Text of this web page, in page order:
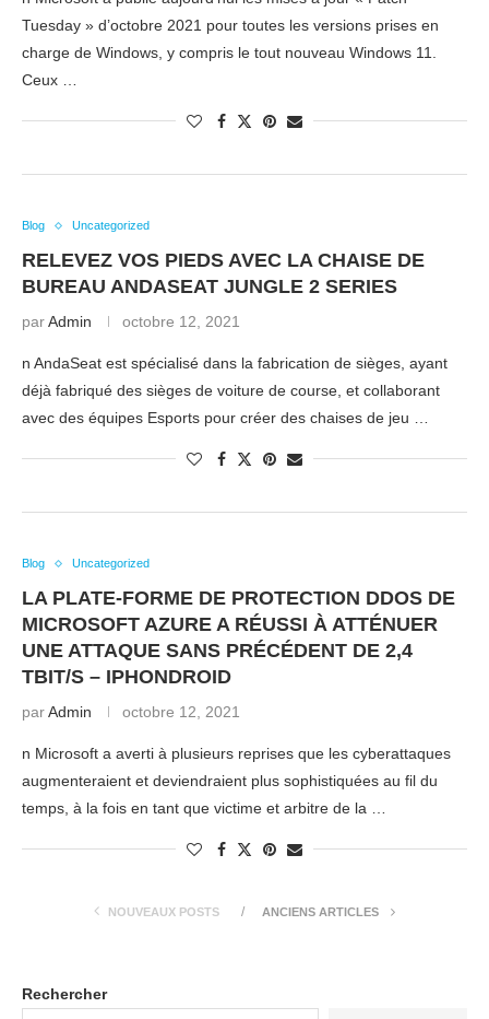
Tuesday » d’octobre 2021 pour toutes les versions prises en
charge de Windows, y compris le tout nouveau Windows 11.
Ceux …
Blog Uncategorized
RELEVEZ VOS PIEDS AVEC LA CHAISE DE
BUREAU ANDASEAT JUNGLE 2 SERIES
parAdmin octobre 12, 2021
n AndaSeat est spécialisé dans la fabrication de sièges, ayant
déjà fabriqué des sièges de voiture de course, et collaborant
avec des équipes Esports pour créer des chaises de jeu …
Blog Uncategorized
LA PLATE-FORME DE PROTECTION DDOS DE
MICROSOFT AZURE A RÉUSSI À ATTÉNUER
UNE ATTAQUE SANS PRÉCÉDENT DE 2,4
TBIT/S – IPHONDROID
parAdmin octobre 12, 2021
n Microsoft a averti à plusieurs reprises que les cyberattaques
augmenteraient et deviendraient plus sophistiquées au fil du
temps, à la fois en tant que victime et arbitre de la …
NOUVEAUX POSTS ANCIENS ARTICLES
Rechercher